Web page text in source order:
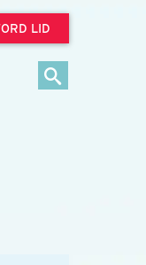
LID